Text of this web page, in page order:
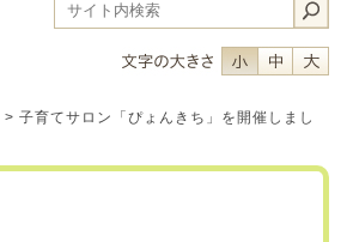
フォントサイ
フォン
> 子育てサロン「ぴょんきち」を開催しまし